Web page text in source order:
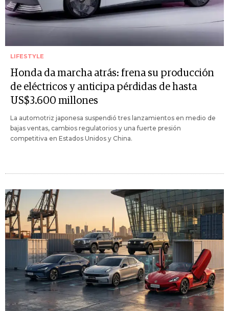
LIFESTYLE
Honda da marcha atrás: frena su producción
de eléctricos y anticipa pérdidas de hasta
US$3.600 millones
La automotriz japonesa suspendió tres lanzamientos en medio de
bajas ventas, cambios regulatorios y una fuerte presión
competitiva en Estados Unidos y China.